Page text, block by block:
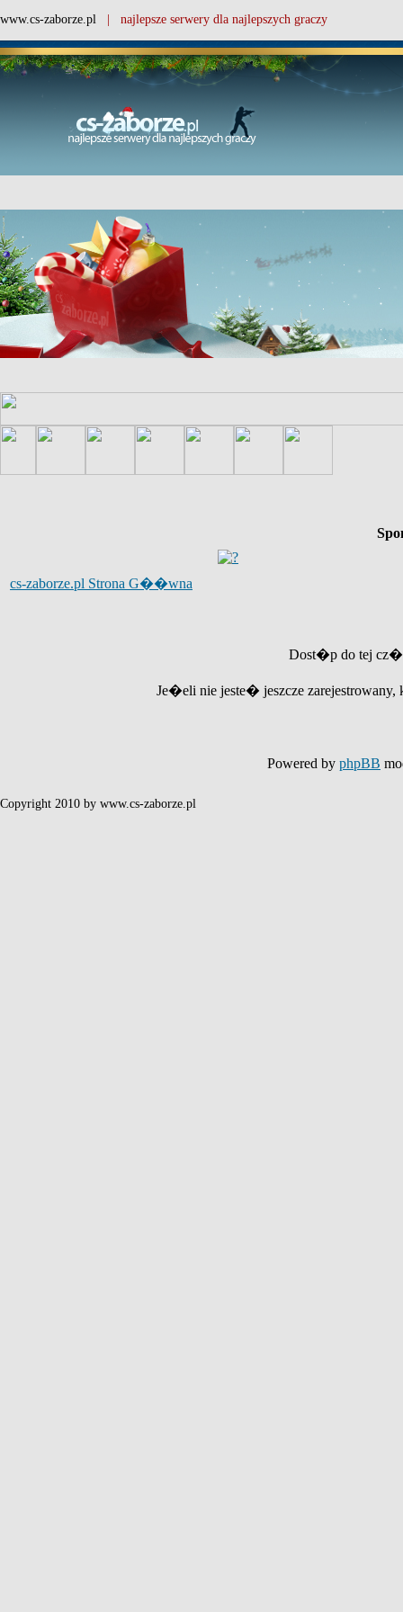
www.cs-zaborze.pl | najlepsze serwery dla najlepszych graczy
cs-zaborze.pl Strona G��wna
Dost�p do tej
Je�eli nie jeste� jeszcze
Powered by phpBB
Copyright 2010 by www.cs-zaborze.pl